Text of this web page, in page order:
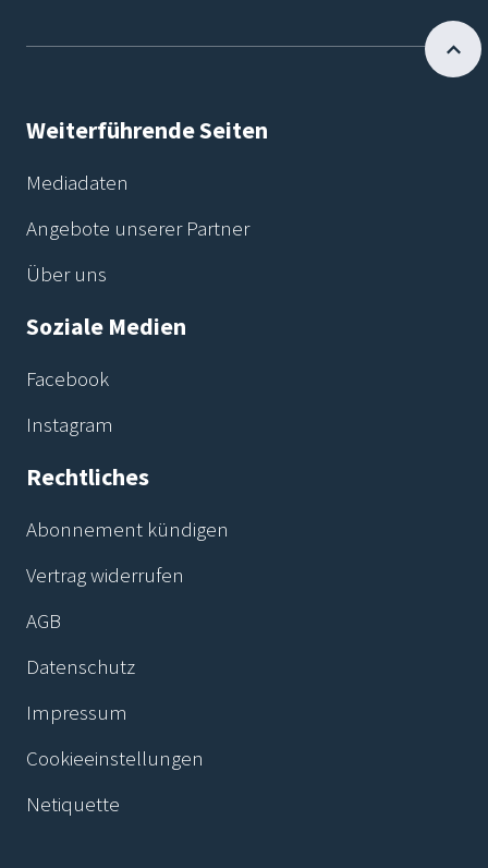
Weiterführende Seiten
Mediadaten
Angebote unserer Partner
Über uns
Soziale Medien
Facebook
Instagram
Rechtliches
Abonnement kündigen
Vertrag widerrufen
AGB
Datenschutz
Impressum
Cookieeinstellungen
Netiquette